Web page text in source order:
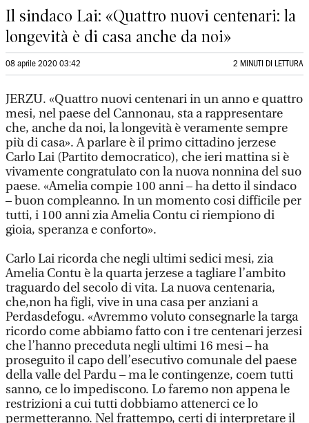
Il sindaco Lai: «Quattro nuovi centenari: la
longevità è di casa anche da noi»
08 aprile 2020 03:42 2 MINUTI DI LETTURA
JERZU. «Quattro nuovi centenari in un anno e quattro
mesi, nel paese del Cannonau, sta a rappresentare
che, anche da noi, la longevità è veramente sempre
più di casa». A parlare è il primo cittadino jerzese
Carlo Lai (Partito democratico), che ieri mattina si è
vivamente congratulato con la nuova nonnina del suo
paese. «Amelia compie 100 anni – ha detto il sindaco
– buon compleanno. In un momento cosi difficile per
tutti, i 100 anni zia Amelia Contu ci riempiono di
gioia, speranza e conforto».
Carlo Lai ricorda che negli ultimi sedici mesi, zia
Amelia Contu è la quarta jerzese a tagliare l’ambito
traguardo del secolo di vita. La nuova centenaria,
che,non ha figli, vive in una casa per anziani a
Perdasdefogu. «Avremmo voluto consegnarle la targa
ricordo come abbiamo fatto con i tre centenari jerzesi
che l’hanno preceduta negli ultimi 16 mesi – ha
proseguito il capo dell’esecutivo comunale del paese
della valle del Pardu – ma le contingenze, coem tutti
sanno, ce lo impediscono. Lo faremo non appena le
restrizioni a cui tutti dobbiamo attenerci ce lo
permetteranno. Nel frattempo, certi di interpretare il